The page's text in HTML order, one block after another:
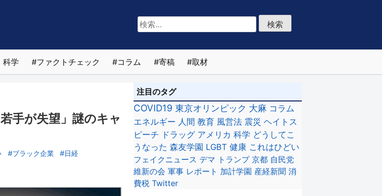
検
索:
科学 ファクトチェック コラム 寄稿 取材
手が失望」謎のキャ
ブラック企業 日経
注目のタグ
COVID19 東京オリンピック 大麻 コラム
エネルギー 人間 教育 風営法 震災 ヘイトス
ピーチ ドラッグ アメリカ 科学 どうしてこ
うなった 森友学園 LGBT 健康 これはひどい
フェイクニュース デマ トランプ 京都 自民党
維新の会 軍事 レポート 加計学園 産経新聞 消
費税 Twitter